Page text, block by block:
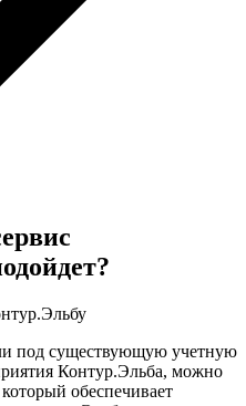
под существующую учетную
Контур.Эльба, можно
обеспечивает